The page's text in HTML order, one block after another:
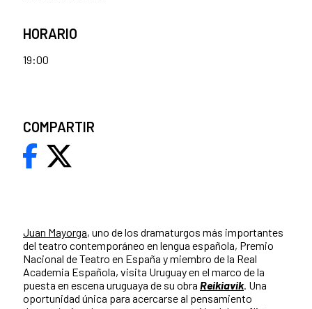
Juan Mayorga, uno de los dramaturgos más importantes
del teatro contemporáneo en lengua española, Premio
Nacional de Teatro en España y miembro de la Real
Academia Española, visita Uruguay en el marco de la
puesta en escena uruguaya de su obra Reikiavik. Una
oportunidad única para acercarse al pensamiento
HORARIO
19:00
COMPARTIR